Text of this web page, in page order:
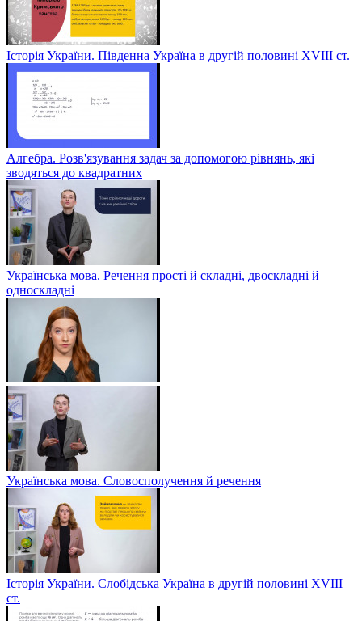
Історія України. Південна Україна в другій половині ХVІІІ ст.
Алгебра. Розв'язування задач за допомогою рівнянь, які
зводяться до квадратних
Українська мова. Речення прості й складні, двоскладні й
односкладні
Українська мова. Словосполучення й речення
Історія України. Слобідська Україна в другій половині ХVIIІ
ст.